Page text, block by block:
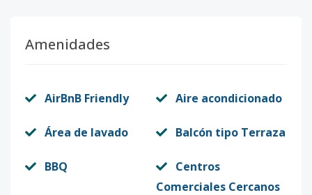
Amenidades
AirBnB Friendly Aire acondicionado
Área de lavado Balcón tipo Terraza
BBQ
Centros
Comerciales Cercanos